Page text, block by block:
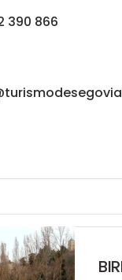
390 866